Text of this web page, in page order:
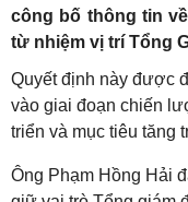
công bố thông tin
từ nhiệm vị trí Tổng
Quyết định này được
vào giai đoạn chiến
triển và mục tiêu tăng
Ông Phạm Hồng Hải